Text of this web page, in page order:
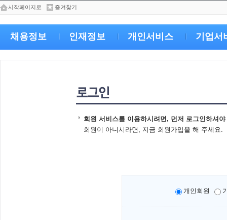
시작페이지로 즐겨찾기
채용정보 인재정보 개인서비스 기업서
회원 서비스를 이용하시려면, 먼저 로그인하셔
회원이 아니시라면, 지금 회원가입을 해 주세요.
개인회원